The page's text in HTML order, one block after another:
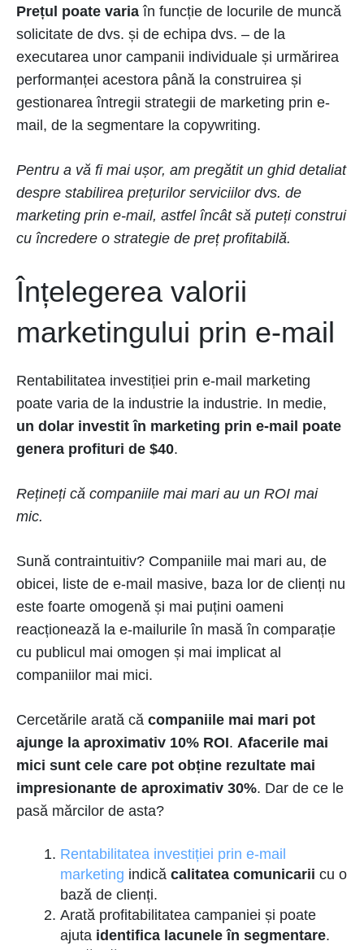
Prețul poate varia în funcție de locurile de muncă
solicitate de dvs. și de echipa dvs. – de la
executarea unor campanii individuale și urmărirea
performanței acestora până la construirea și
gestionarea întregii strategii de marketing prin e-
mail, de la segmentare la copywriting.
Pentru a vă fi mai ușor, am pregătit un ghid detaliat
despre stabilirea prețurilor serviciilor dvs. de
marketing prin e-mail, astfel încât să puteți construi
cu încredere o strategie de preț profitabilă.
Înțelegerea valorii
marketingului prin e-mail
Rentabilitatea investiției prin e-mail marketing
poate varia de la industrie la industrie. In medie,
un dolar investit în marketing prin e-mail poate
genera profituri de $40.
Rețineți că companiile mai mari au un ROI mai
mic.
Sună contraintuitiv? Companiile mai mari au, de
obicei, liste de e-mail masive, baza lor de clienți nu
este foarte omogenă și mai puțini oameni
reacționează la e-mailurile în masă în comparație
cu publicul mai omogen și mai implicat al
companiilor mai mici.
Cercetările arată că companiile mai mari pot
ajunge la aproximativ 10% ROI. Afacerile mai
mici sunt cele care pot obține rezultate mai
impresionante de aproximativ 30%. Dar de ce le
pasă mărcilor de asta?
Rentabilitatea investiției prin e-mail
marketing indică calitatea comunicarii cu o
bază de clienți.
Arată profitabilitatea campaniei și poate
ajuta identifica lacunele în segmentare.